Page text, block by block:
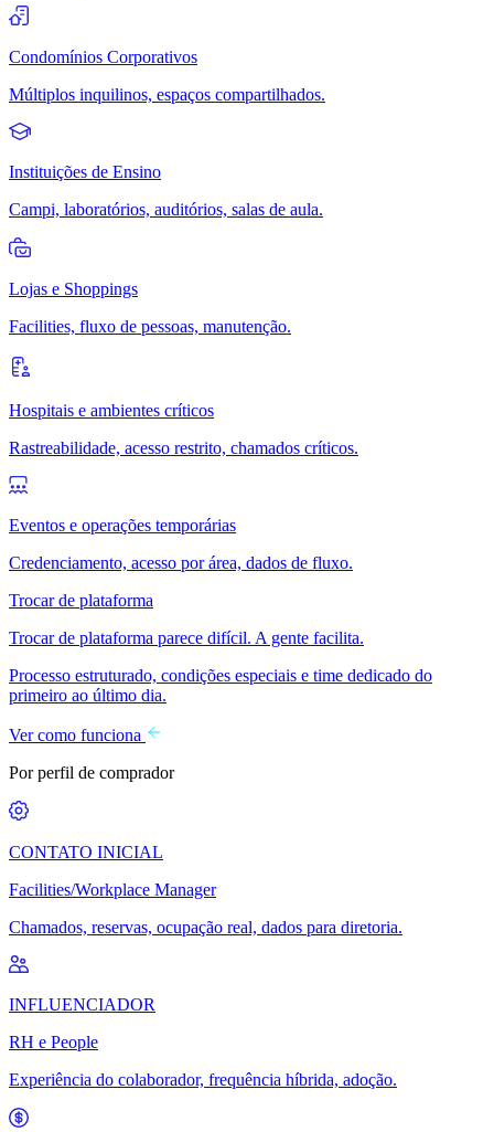
Condomínios Corporativos
Múltiplos inquilinos, espaços compartilhados.
Instituições de Ensino
Campi, laboratórios, auditórios, salas de aula.
Lojas e Shoppings
Facilities, fluxo de pessoas, manutenção.
Hospitais e ambientes críticos
Rastreabilidade, acesso restrito, chamados críticos.
Eventos e operações temporárias
Credenciamento, acesso por área, dados de fluxo.
Trocar de plataforma
Trocar de plataforma parece difícil. A gente facilita.
Processo estruturado, condições especiais e time dedicado do
primeiro ao último dia.
Ver como funciona
Por perfil de comprador
CONTATO INICIAL
Facilities/Workplace Manager
Chamados, reservas, ocupação real, dados para diretoria.
INFLUENCIADOR
RH e People
Experiência do colaborador, frequência híbrida, adoção.